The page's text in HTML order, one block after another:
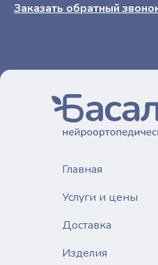
Заказать обратный
Главная
Услуги и цены
Изделия
Доставка